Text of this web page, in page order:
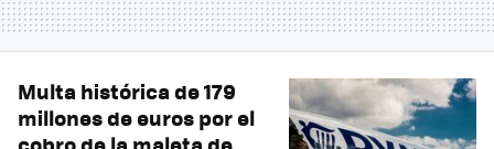
Multa histórica de 179
millones de euros por el